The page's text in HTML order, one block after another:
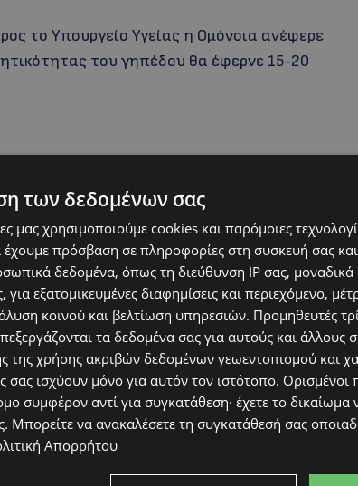
το Υπουργείο Υγείας η Ομόνοια ανέφερε
του γηπέδου θα έφερνε 15-20
των δεδομένων σας
μας χρησιμοποιούμε cookies και παρόμοιες
πρόσβαση σε πληροφορίες στη συσκευή σας
δεδομένα, όπως τη διεύθυνση IP σας, μοναδικά
εξατομικευμένες διαφημίσεις και περιεχόμενο,
κοινού και βελτίωση υπηρεσιών. Προμηθευτές
τα δεδομένα σας για αυτούς και άλλους
της χρήσης ακριβών δεδομένων γεωεντοπισμού και
σας ισχύουν μόνο για αυτόν τον ιστότοπο. Ορισμένοι
συμφέρον αντί για συγκατάθεση· έχετε το δικαίωμα
. Μπορείτε να ανακαλέσετε τη συγκατάθεσή σας
Απορρήτου